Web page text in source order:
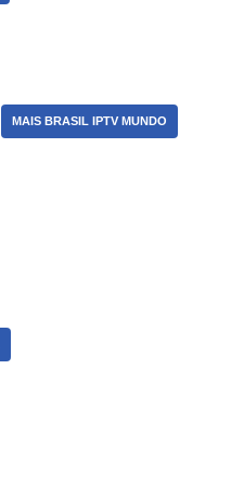
MAIS BRASIL IPTV MUNDO